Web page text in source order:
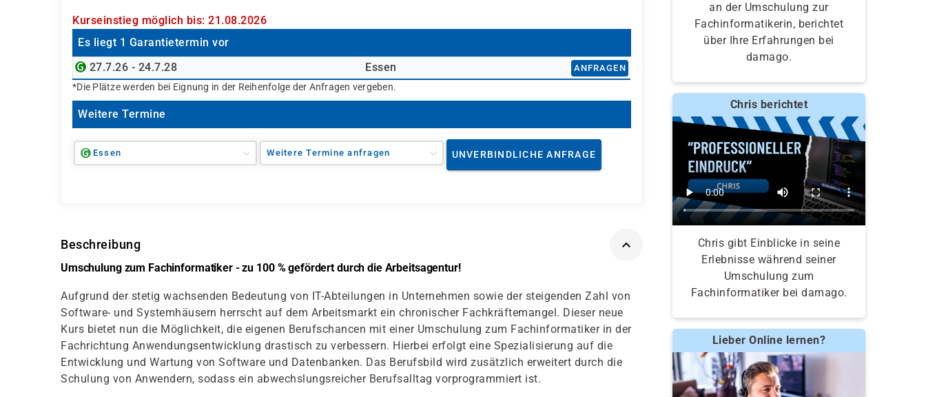
Kurseinstieg möglich bis: 21.08.2026
Es liegt 1 Garantietermin vor
27.7.26 - 24.7.28
Essen ANFRAGEN
*Die Plätze werden bei Eignung in der Reihenfolge der Anfragen vergeben.
Weitere Termine
Essen Weitere Termine anfragen UNVERBINDLICHE ANFRAGE
Beschreibung
Umschulung zum Fachinformatiker - zu 100 % gefördert durch die Arbeitsagentur!
Aufgrund der stetig wachsenden Bedeutung von IT-Abteilungen in Unternehmen sowie der steigenden Zahl von
Software- und Systemhäusern herrscht auf dem Arbeitsmarkt ein chronischer Fachkräftemangel. Dieser neue
Kurs bietet nun die Möglichkeit, die eigenen Berufschancen mit einer Umschulung zum Fachinformatiker in der
Fachrichtung Anwendungsentwicklung drastisch zu verbessern. Hierbei erfolgt eine Spezialisierung auf die
Entwicklung und Wartung von Software und Datenbanken. Das Berufsbild wird zusätzlich erweitert durch die
Schulung von Anwendern, sodass ein abwechslungsreicher Berufsalltag vorprogrammiert ist.
an der Umschulung zur
Fachinformatikerin, berichtet
über Ihre Erfahrungen bei
damago.
Chris berichtet
Chris gibt Einblicke in seine
Erlebnisse während seiner
Umschulung zum
Fachinformatiker bei damago.
Lieber Online lernen?